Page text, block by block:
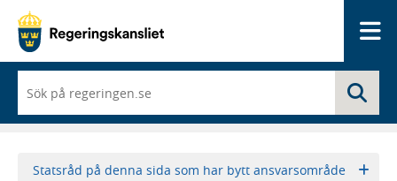
du
börjar
skriva
framträder
Statsråd på denna sida som har bytt ansvarsområde